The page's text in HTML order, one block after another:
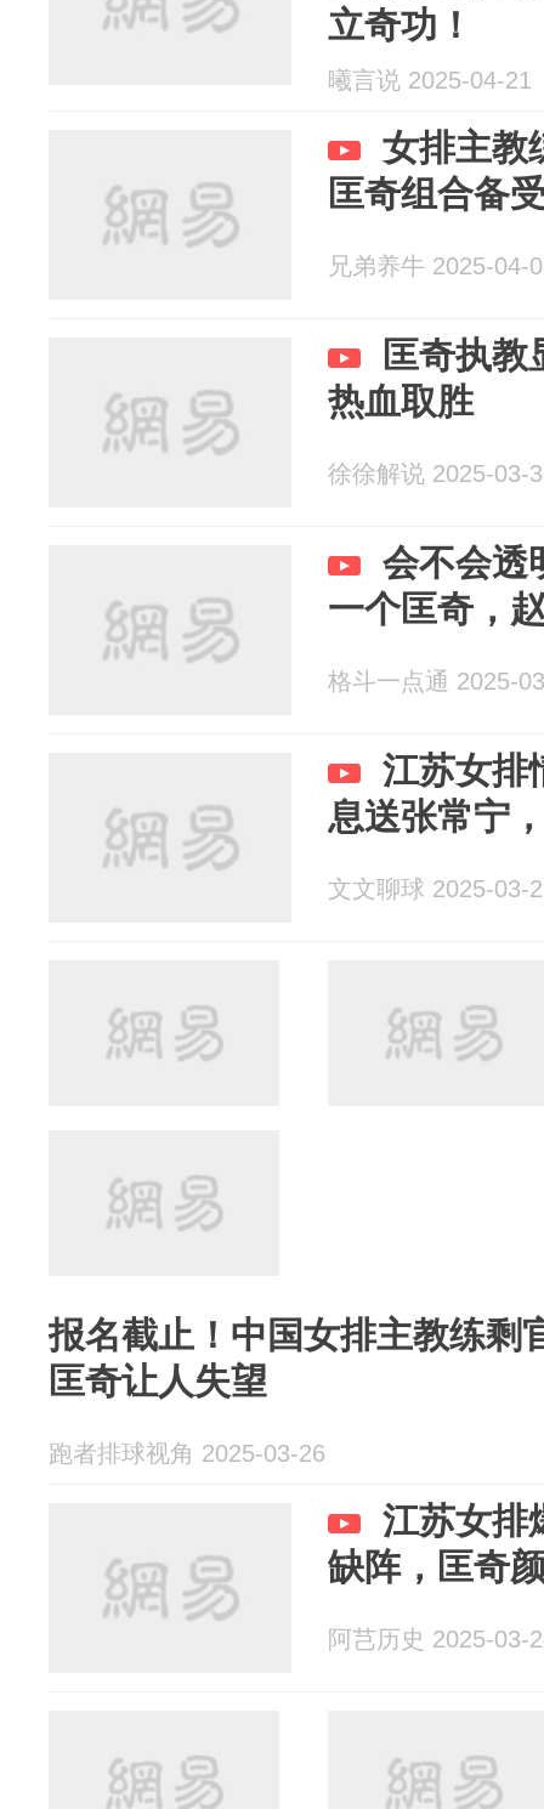
立奇功！
曦言说 2025-04-21
女排主教
匡奇组合备
兄弟养牛 2025-04-
匡奇执教
热血取胜
徐徐解说 2025-03-
会不会透
一个匡奇，
格斗一点通 2025-
江苏女排
息送张常宁
文文聊球 2025-03-
报名截止！中国女排主教练剩
匡奇让人失望
跑者排球视角 2025-03-26
江苏女排
缺阵，匡奇
阿芑历史 2025-03-